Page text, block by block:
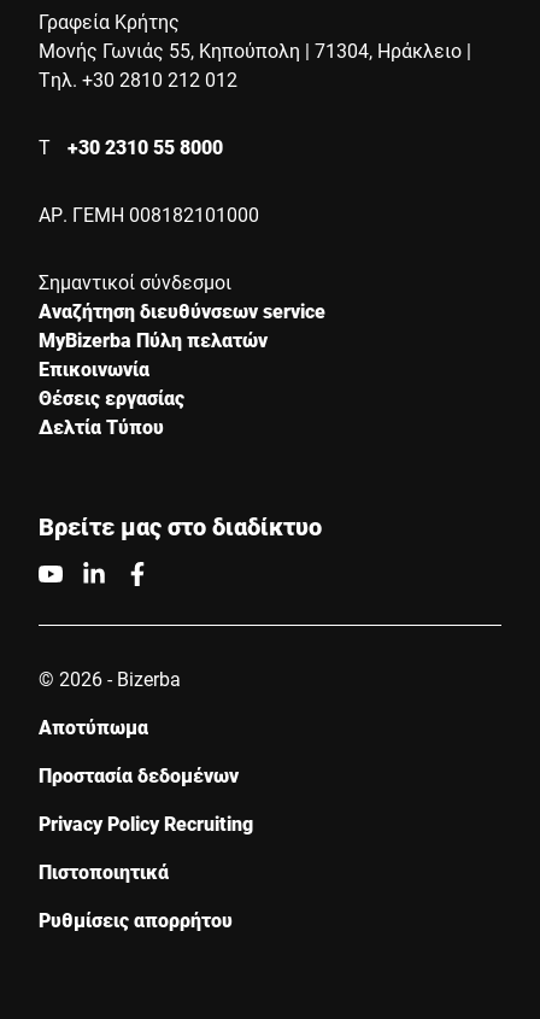
Πόλη *
Το μήνυμά σας προς εμάς *
Επιβεβαιώνω ότι συμφωνώ με τη χρήση των δεδομένων μου
Anti-Robot Verification
Υποβολή
Γραφεία Κρήτης
Μονής Γωνιάς 55, Κηπούπολη | 71304, Ηράκλειο |
Τηλ. +30 2810 212 012
Τ +30 2310 55 8000
ΑΡ. ΓΕΜΗ 008182101000
Σημαντικοί σύνδεσμοι
Αναζήτηση διευθύνσεων service
MyBizerba Πύλη πελατών
Επικοινωνία
Θέσεις εργασίας
Δελτία Τύπου
Βρείτε μας στο διαδίκτυο
© 2026 - Bizerba
Αποτύπωμα
Προστασία δεδομένων
Privacy Policy Recruiting
Πιστοποιητικά
Ρυθμίσεις απορρήτου